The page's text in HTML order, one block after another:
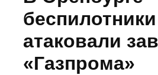
беспилотники
атаковали
«Газпрома»